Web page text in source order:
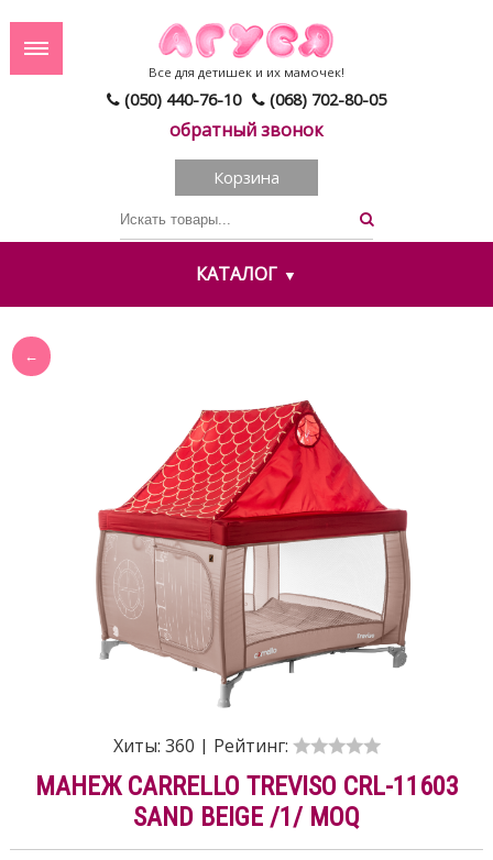
(050) 440-76-10 (068) 702-80-05
обратный звонок
Все для детишек и их мамочек!
Корзина
КАТАЛОГ
Хиты: 360 | Рейтинг:
МАНЕЖ CARRELLO TREVISO CRL-11603
SAND BEIGE /1/ MOQ